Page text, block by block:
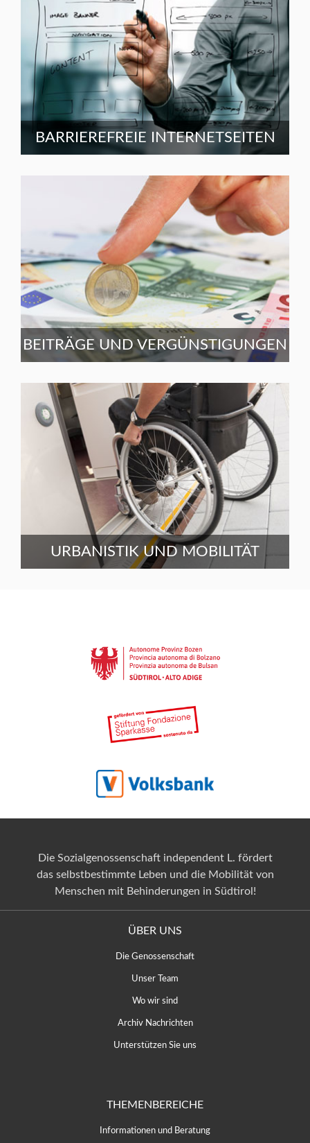
BARRIEREFREIE INTERNETSEITEN
BEITRÄGE UND VERGÜNSTIGUNGEN
URBANISTIK UND MOBILITÄT
Die Sozialgenossenschaft independent L. fördert
das selbstbestimmte Leben und die Mobilität von
Menschen mit Behinderungen in Südtirol!
ÜBER UNS
Die Genossenschaft
Unser Team
Wo wir sind
Archiv Nachrichten
Unterstützen Sie uns
THEMENBEREICHE
Informationen und Beratung